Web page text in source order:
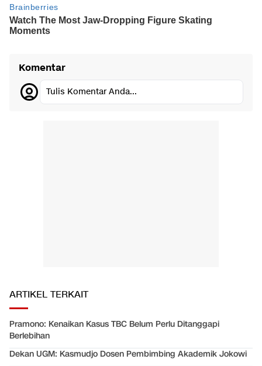
Komentar
Tulis Komentar Anda...
ARTIKEL TERKAIT
Pramono: Kenaikan Kasus TBC Belum Perlu Ditanggapi
Berlebihan
Dekan UGM: Kasmudjo Dosen Pembimbing Akademik Jokowi